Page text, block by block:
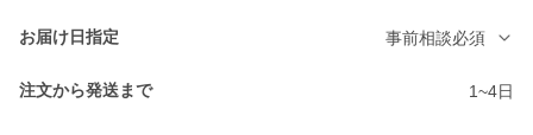
お届け日指定 事前相談必須
注文から発送まで 1~4日